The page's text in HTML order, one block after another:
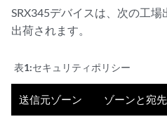
SRX345デバイスは、次の工
出荷されます。
表1:セキュリティポリシー
送信元ゾーン ゾーンと宛先